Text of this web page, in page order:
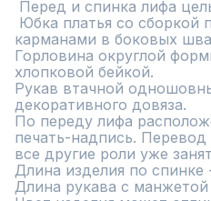
карманами в боковых
Горловина округлой
хлопковой бейкой.
Рукав втачной
декоративного довяза.
По переду лифа
печать-надпись. Перевод
все другие роли уже
Длина изделия по спинке
Длина рукава с